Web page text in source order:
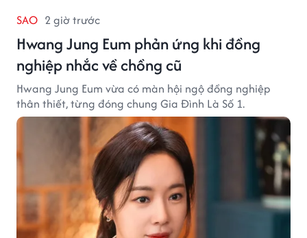
SAO 2 giờ trước
Hwang Jung Eum phản ứng khi đồng
nghiệp nhắc về chồng cũ
Hwang Jung Eum vừa có màn hội ngộ đồng nghiệp
thân thiết, từng đóng chung Gia Đình Là Số 1.